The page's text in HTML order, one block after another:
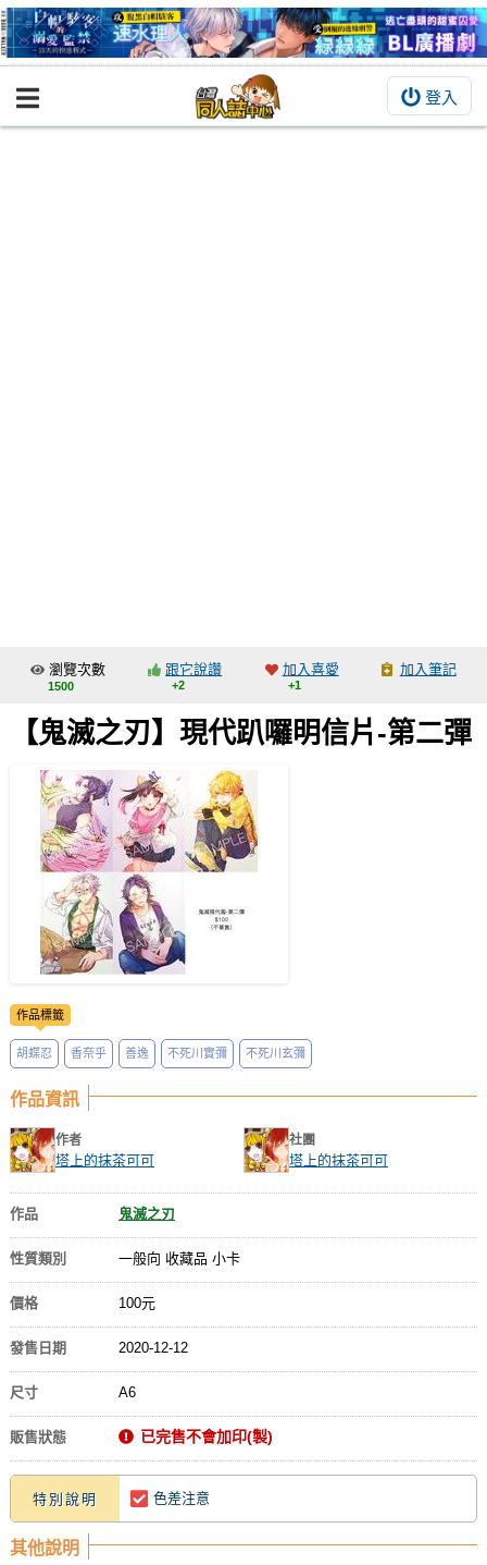
登入
BOOKY書集倉庫
交流中心
攤位轉讓區
會員中心
註冊會員
登入
瀏覽次數
1500
跟它說讚
+2
加入喜愛
+1
加入筆記
【鬼滅之刃】現代趴囉明信片-第二彈
作品標籤
胡蝶忍 香奈乎 善逸 不死川實彌 不死川玄彌
作品資訊
作者
塔上的抹茶可可
社團
塔上的抹茶可可
作品 鬼滅之刃
性質類別 一般向 收藏品 小卡
價格 100元
發售日期 2020-12-12
尺寸 A6
販售狀態 已完售不會加印(製)
特別說明 色差注意
其他說明